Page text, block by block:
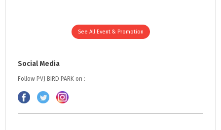
See All Event & Promotion
Social Media
Follow PVJ BIRD PARK on :